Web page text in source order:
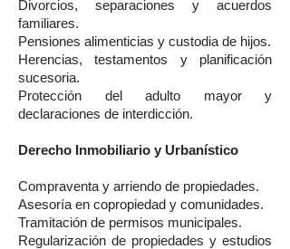
Divorcios, separaciones y acuerdos
familiares.
Pensiones alimenticias y custodia de hijos.
Herencias, testamentos y planificación
sucesoria.
Protección del adulto mayor y
declaraciones de interdicción.
Derecho Inmobiliario y Urbanístico
Compraventa y arriendo de propiedades.
Asesoría en copropiedad y comunidades.
Tramitación de permisos municipales.
Regularización de propiedades y estudios